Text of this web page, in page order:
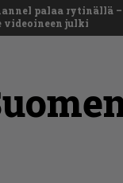
palaa rytinällä –
videoineen julki